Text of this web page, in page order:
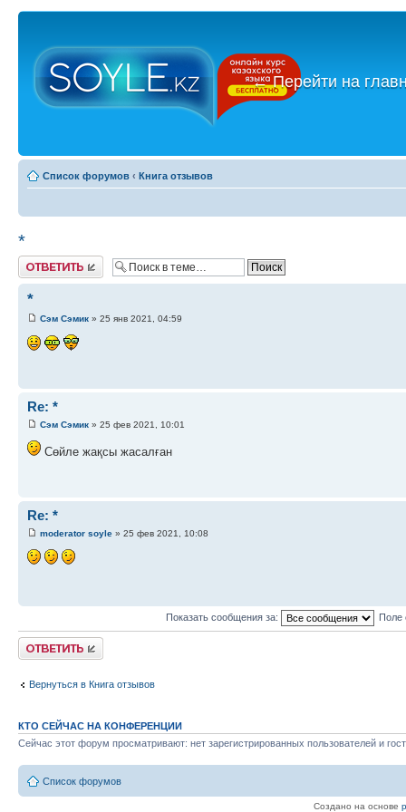
←Перейти на
Список форумов ‹ Книга отзывов
*
Ответить
*
Сэм Сэмик » 25 янв 2021, 04:59
Re: *
Сэм Сэмик » 25 фев 2021, 10:01
Сөйле жақсы жасалған
Re: *
moderator soyle » 25 фев 2021, 10:08
Показать сообщения за: Поле
Ответить
Вернуться в Книга отзывов
КТО СЕЙЧАС НА КОНФЕРЕНЦИИ
Сейчас этот форум просматривают: нет зарегистрированных пользователей и
Список форумов
Создано на основе